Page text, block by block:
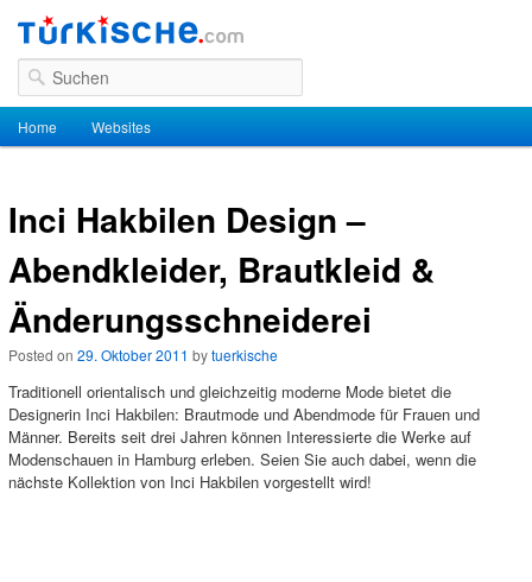
Suchen
Hauptmenü
Zum Inhalt wechseln
Zum sekundären Inhalt wechseln
Home Websites
Inci Hakbilen Design –
Abendkleider, Brautkleid &
Änderungsschneiderei
Posted on 29. Oktober 2011 bytuerkische
Traditionell orientalisch und gleichzeitig moderne Mode bietet die
Designerin Inci Hakbilen: Brautmode und Abendmode für Frauen und
Männer. Bereits seit drei Jahren können Interessierte die Werke auf
Modenschauen in Hamburg erleben. Seien Sie auch dabei, wenn die
nächste Kollektion von Inci Hakbilen vorgestellt wird!